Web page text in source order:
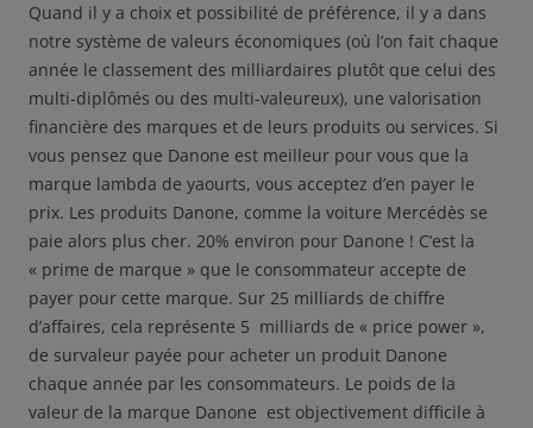
Quand il y a choix et possibilité de préférence, il y a dans
notre système de valeurs économiques (où l’on fait chaque
année le classement des milliardaires plutôt que celui des
multi-diplômés ou des multi-valeureux), une valorisation
financière des marques et de leurs produits ou services. Si
vous pensez que Danone est meilleur pour vous que la
marque lambda de yaourts, vous acceptez d’en payer le
prix. Les produits Danone, comme la voiture Mercédès se
paie alors plus cher. 20% environ pour Danone ! C’est la
« prime de marque » que le consommateur accepte de
payer pour cette marque. Sur 25 milliards de chiffre
d’affaires, cela représente 5 milliards de « price power »,
de survaleur payée pour acheter un produit Danone
chaque année par les consommateurs. Le poids de la
valeur de la marque Danone est objectivement difficile à